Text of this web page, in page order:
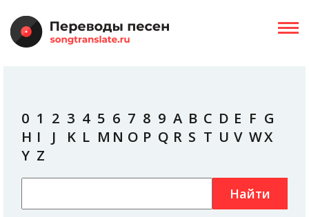
0 1 2 3 4 5 6 7 8 9 A B C D E F G
H I J K L M N O P Q R S T U V WX
Y Z
Найти